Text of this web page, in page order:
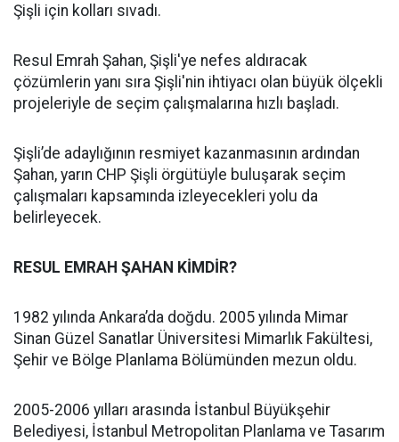
Şişli için kolları sıvadı.
Resul Emrah Şahan, Şişli'ye nefes aldıracak
çözümlerin yanı sıra Şişli'nin ihtiyacı olan büyük ölçekli
projeleriyle de seçim çalışmalarına hızlı başladı.
Şişli’de adaylığının resmiyet kazanmasının ardından
Şahan, yarın CHP Şişli örgütüyle buluşarak seçim
çalışmaları kapsamında izleyecekleri yolu da
belirleyecek.
RESUL EMRAH ŞAHAN KİMDİR?
1982 yılında Ankara’da doğdu. 2005 yılında Mimar
Sinan Güzel Sanatlar Üniversitesi Mimarlık Fakültesi,
Şehir ve Bölge Planlama Bölümünden mezun oldu.
2005-2006 yılları arasında İstanbul Büyükşehir
Belediyesi, İstanbul Metropolitan Planlama ve Tasarım